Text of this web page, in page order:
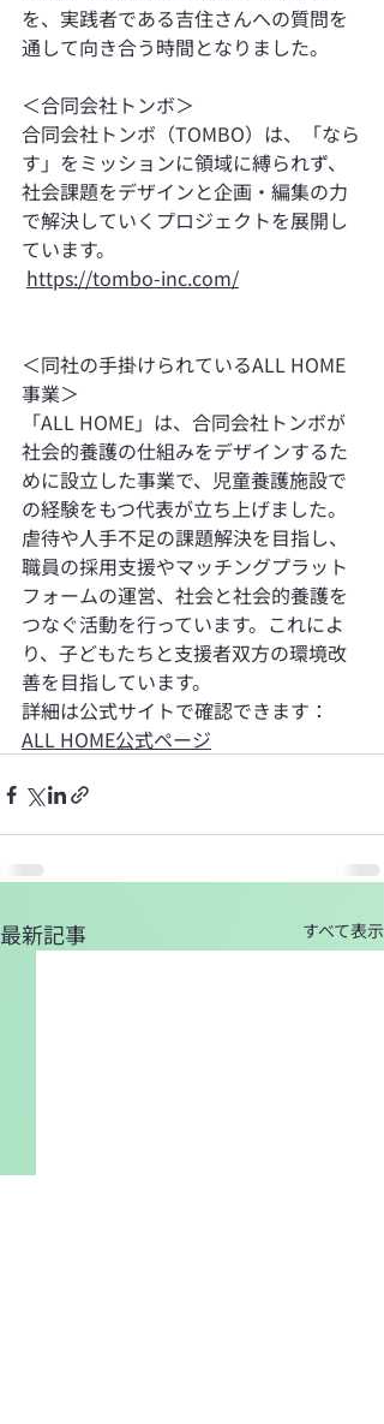
を、実践者である吉住さんへの質問を
通して向き合う時間となりました。
＜合同会社トンボ＞
合同会社トンボ（TOMBO）は、「なら
す」をミッションに領域に縛られず、
社会課題をデザインと企画・編集の力
で解決していくプロジェクトを展開し
ています。
https://tombo-inc.com/
＜同社の手掛けられているALL HOME
事業＞
「ALL HOME」は、合同会社トンボが
社会的養護の仕組みをデザインするた
めに設立した事業で、児童養護施設で
の経験をもつ代表が立ち上げました。
虐待や人手不足の課題解決を目指し、
職員の採用支援やマッチングプラット
フォームの運営、社会と社会的養護を
つなぐ活動を行っています。これによ
り、子どもたちと支援者双方の環境改
善を目指しています。
詳細は公式サイトで確認できます：
ALL HOME公式ページ
最新記事 すべて表示